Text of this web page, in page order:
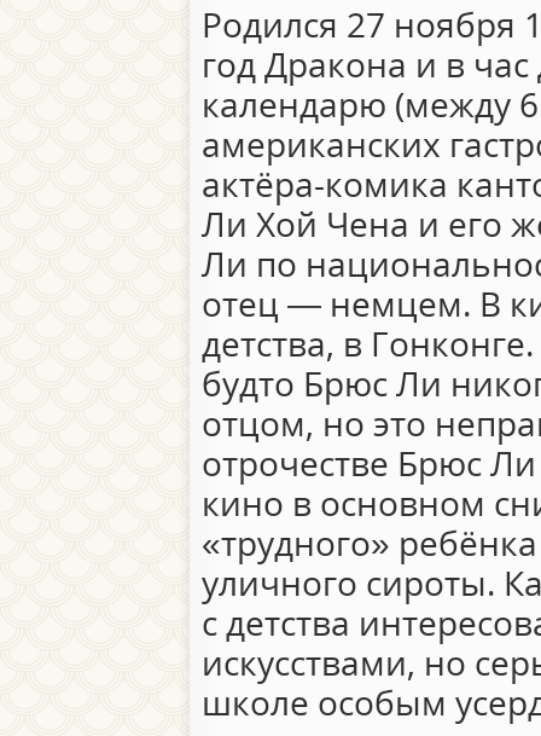
Родился 27 ноября
год Дракона и в
календарю (между
американских
актёра-комика
Ли Хой Чена и его
Ли по
отец — немцем. В
детства, в
будто Брюс Ли
отцом, но это
отрочестве Брюс
кино в основном
«трудного»
уличного сироты.
с детства
искусствами, но
школе особым